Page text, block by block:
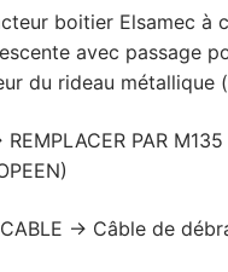
boitier Elsamec à
avec passage
du rideau métallique
PAR M135
-> Câble de